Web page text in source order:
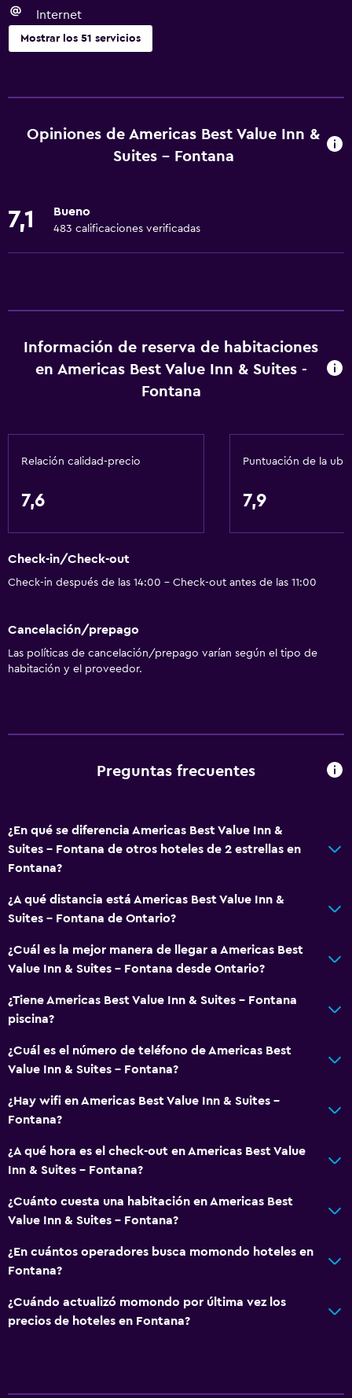
Internet
Mostrar los 51 servicios
Wifi gratis
Wifi disponible en todas las instalaciones
Champú
Calefacción
Acondicionador
Secador de pelo
Nevera
Mesa de comedor
Habitaciones familiares
Teléfono
Piso de mosaico/mármol
Sistema de entretenimiento
TV de pantalla plana
TV
Accesibilidad y adecuación
Habitaciones para no fumadores disponibles
Estacionamiento accesible
Áreas designadas para fumadores
Lavandería
Lavandería
Plancha y tabla de planchar
Opiniones de Americas Best Value Inn &
Suites - Fontana
7,1 Bueno
483 calificaciones verificadas
Información de reserva de habitaciones
en Americas Best Value Inn & Suites -
Fontana
Relación calidad-precio
7,6
Puntuación de la
7,9
Check-in/Check-out
Check-in después de las 14:00 - Check-out antes de las 11:00
Cancelación/prepago
Las políticas de cancelación/prepago varían según el tipo de
habitación y el proveedor.
Preguntas frecuentes
¿En qué se diferencia Americas Best Value Inn &
Suites - Fontana de otros hoteles de 2 estrellas en
Fontana?
¿A qué distancia está Americas Best Value Inn &
Suites - Fontana de Ontario?
¿Cuál es la mejor manera de llegar a Americas Best
Value Inn & Suites - Fontana desde Ontario?
¿Tiene Americas Best Value Inn & Suites - Fontana
piscina?
¿Cuál es el número de teléfono de Americas Best
Value Inn & Suites - Fontana?
¿Hay wifi en Americas Best Value Inn & Suites -
Fontana?
¿A qué hora es el check-out en Americas Best Value
Inn & Suites - Fontana?
¿Cuánto cuesta una habitación en Americas Best
Value Inn & Suites - Fontana?
¿En cuántos operadores busca momondo hoteles en
Fontana?
¿Cuándo actualizó momondo por última vez los
precios de hoteles en Fontana?